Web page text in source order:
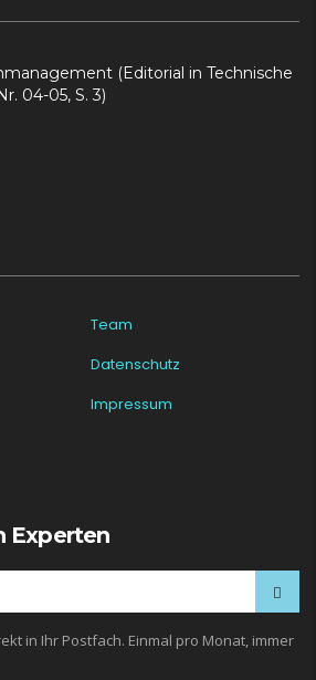
(Editorial in Technische
04-05, S. 3)
Team
Datenschutz
Impressum
Experten
in Ihr Postfach. Einmal pro Monat, immer